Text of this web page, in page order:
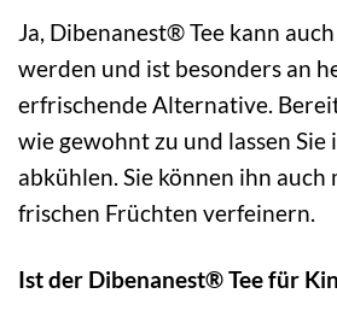
Ja, Dibenanest® Tee kann
werden und ist besonders an
erfrischende Alternative.
wie gewohnt zu und lassen Sie
abkühlen. Sie können ihn
frischen Früchten verfeinern.
Ist der Dibenanest® Tee für